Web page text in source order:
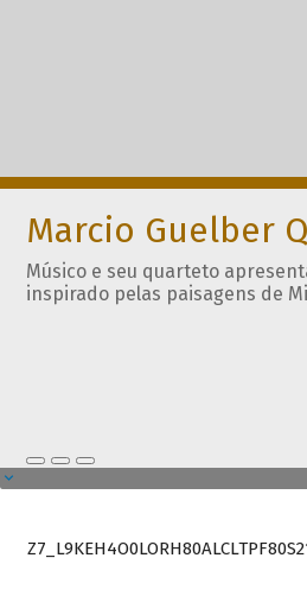
Marcio Guelber
Músico e seu quarteto
inspirado pelas paisagens de